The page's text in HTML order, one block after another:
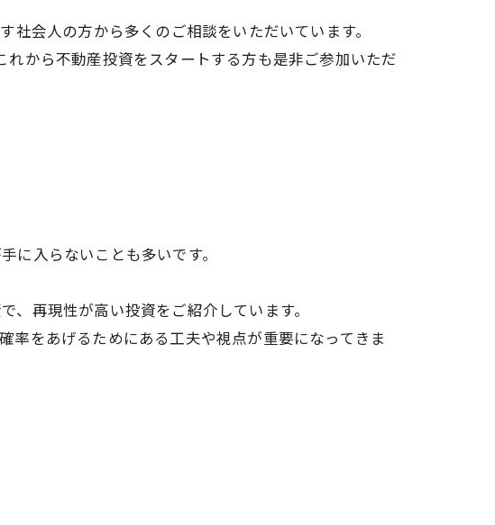
会人の方から多くのご相談をいただいています。
から不動産投資をスタートする方も是非ご参加いただ
に入らないことも多いです。
再現性が高い投資をご紹介しています。
率をあげるためにある工夫や視点が重要になってきま